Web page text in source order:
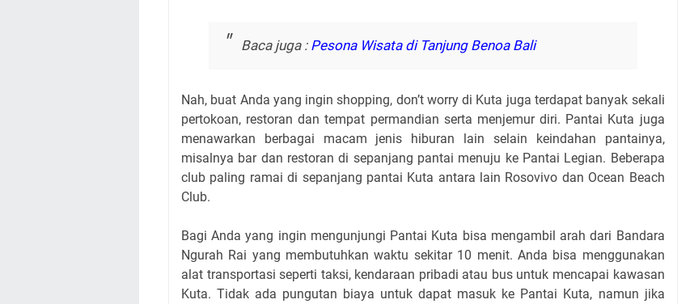
Baca juga : Pesona Wisata di Tanjung Benoa Bali
Nah, buat Anda yang ingin shopping, don’t worry di Kuta juga terdapat banyak sekali
pertokoan, restoran dan tempat permandian serta menjemur diri. Pantai Kuta juga
menawarkan berbagai macam jenis hiburan lain selain keindahan pantainya,
misalnya bar dan restoran di sepanjang pantai menuju ke Pantai Legian. Beberapa
club paling ramai di sepanjang pantai Kuta antara lain Rosovivo dan Ocean Beach
Club.
Bagi Anda yang ingin mengunjungi Pantai Kuta bisa mengambil arah dari Bandara
Ngurah Rai yang membutuhkan waktu sekitar 10 menit. Anda bisa menggunakan
alat transportasi seperti taksi, kendaraan pribadi atau bus untuk mencapai kawasan
Kuta. Tidak ada pungutan biaya untuk dapat masuk ke Pantai Kuta, namun jika